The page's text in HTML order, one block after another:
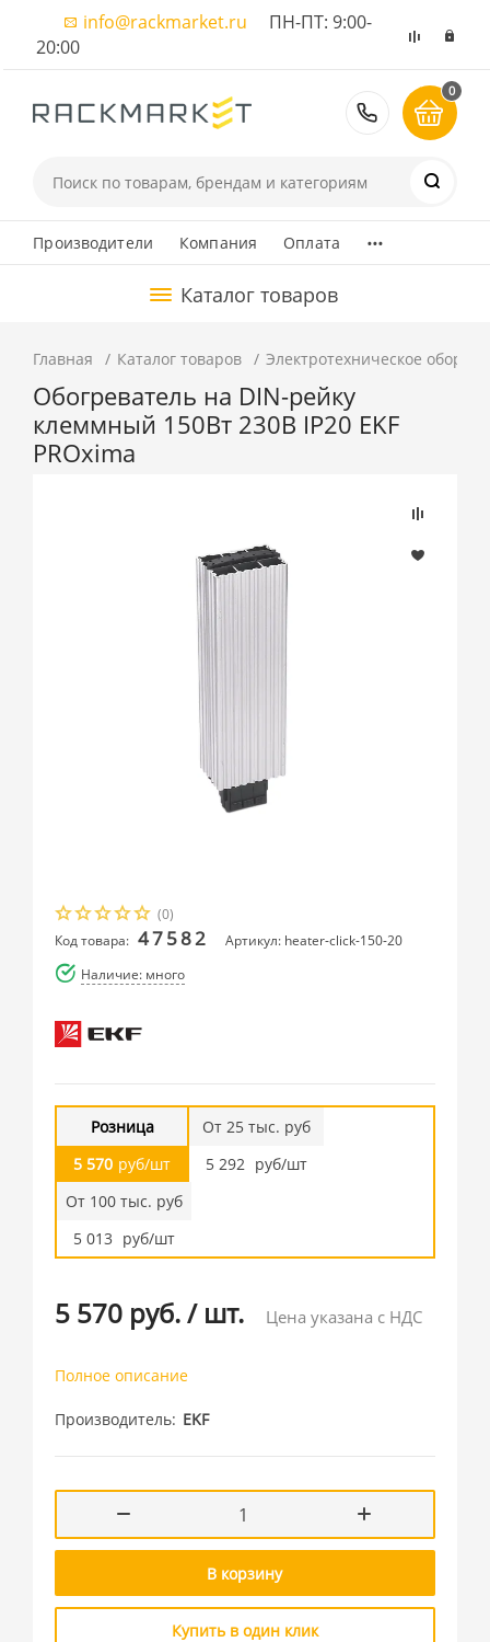
info@rackmarket.ru ПН-ПТ: 9:00-
20:00
8 (495)
0
Производители Компания Оплата ...
Каталог товаров
Главная Каталог товаров Электротехническое
Обогреватель на DIN-рейку
клеммный 150Вт 230В IP20 EKF
PROxima
(0)
Код товара: 47582
Артикул: heater-click-150-20
Наличие: много
Розница
5 570 руб/шт
От 25 тыс. руб
5 292 руб/шт
От 100 тыс. руб
5 013 руб/шт
5 570 руб./ шт. Цена указана с НДС
Полное описание
Производитель EKF
В корзину
Купить в один клик